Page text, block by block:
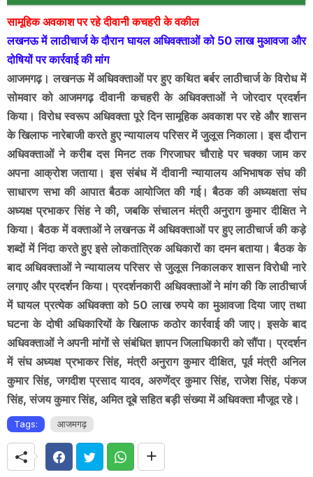
सामूहिक अवकाश पर रहे दीवानी कचहरी के वकील
लखनऊ में लाठीचार्ज के दौरान घायल अधिवक्ताओं को 50 लाख मुआवजा और
दोषियों पर कार्रवाई की मांग
आजमगढ़। लखनऊ में अधिवक्ताओं पर हुए कथित बर्बर लाठीचार्ज के विरोध में
सोमवार को आजमगढ़ दीवानी कचहरी के अधिवक्ताओं ने जोरदार प्रदर्शन
किया। विरोध स्वरूप अधिवक्ता पूरे दिन सामूहिक अवकाश पर रहे और शासन
के खिलाफ नारेबाजी करते हुए न्यायालय परिसर में जुलूस निकाला। इस दौरान
अधिवक्ताओं ने करीब दस मिनट तक गिरजाघर चौराहे पर चक्का जाम कर
अपना आक्रोश जताया। इस संबंध में दीवानी न्यायालय अभिभाषक संघ की
साधारण सभा की आपात बैठक आयोजित की गई। बैठक की अध्यक्षता संघ
अध्यक्ष प्रभाकर सिंह ने की, जबकि संचालन मंत्री अनुराग कुमार दीक्षित ने
किया। बैठक में वक्ताओं ने लखनऊ में अधिवक्ताओं पर हुए लाठीचार्ज की कड़े
शब्दों में निंदा करते हुए इसे लोकतांत्रिक अधिकारों का दमन बताया। बैठक के
बाद अधिवक्ताओं ने न्यायालय परिसर से जुलूस निकालकर शासन विरोधी नारे
लगाए और प्रदर्शन किया। प्रदर्शनकारी अधिवक्ताओं ने मांग की कि लाठीचार्ज
में घायल प्रत्येक अधिवक्ता को 50 लाख रुपये का मुआवजा दिया जाए तथा
घटना के दोषी अधिकारियों के खिलाफ कठोर कार्रवाई की जाए। इसके बाद
अधिवक्ताओं ने अपनी मांगों से संबंधित ज्ञापन जिलाधिकारी को सौंपा। प्रदर्शन
में संघ अध्यक्ष प्रभाकर सिंह, मंत्री अनुराग कुमार दीक्षित, पूर्व मंत्री अनिल
कुमार सिंह, जगदीश प्रसाद यादव, अरुणेंद्र कुमार सिंह, राजेश सिंह, पंकज
सिंह, संजय कुमार सिंह, अमित दूबे सहित बड़ी संख्या में अधिवक्ता मौजूद रहे।
Tags: आजमगढ़